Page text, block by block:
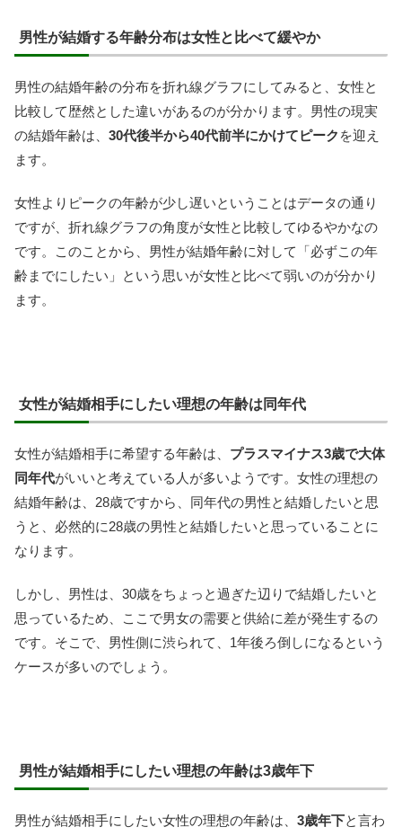
男性が結婚する年齢分布は女性と比べて緩やか
男性の結婚年齢の分布を折れ線グラフにしてみると、女性と
比較して歴然とした違いがあるのが分かります。男性の現実
の結婚年齢は、 30代後半から40代前半にかけてピーク を迎え
ます。
女性よりピークの年齢が少し遅いということはデータの通り
ですが、折れ線グラフの角度が女性と比較してゆるやかなの
です。このことから、男性が結婚年齢に対して「必ずこの年
齢までにしたい」という思いが女性と比べて弱いのが分かり
ます。
女性が結婚相手にしたい理想の年齢は同年代
女性が結婚相手に希望する年齢は、 プラスマイナス3歳で大体
同年代がいいと考えている人が多いようです。女性の理想の
結婚年齢は、28歳ですから、同年代の男性と結婚したいと思
うと、必然的に28歳の男性と結婚したいと思っていることに
なります。
しかし、男性は、30歳をちょっと過ぎた辺りで結婚したいと
思っているため、ここで男女の需要と供給に差が発生するの
です。そこで、男性側に渋られて、1年後ろ倒しになるという
ケースが多いのでしょう。
男性が結婚相手にしたい理想の年齢は3歳年下
男性が結婚相手にしたい女性の理想の年齢は、 3歳年下と言わ